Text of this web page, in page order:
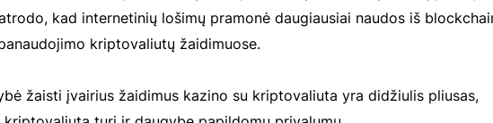
kad internetinių lošimų pramonė daugiausiai naudos iš
kriptovaliutų žaidimuose.
žaisti įvairius žaidimus kazino su kriptovaliuta yra didžiulis pliusas,